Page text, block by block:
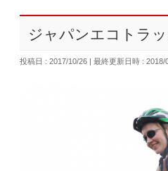
ジャパンエコトラ
投稿日 : 2017/10/26 最終更新日時 : 2018/